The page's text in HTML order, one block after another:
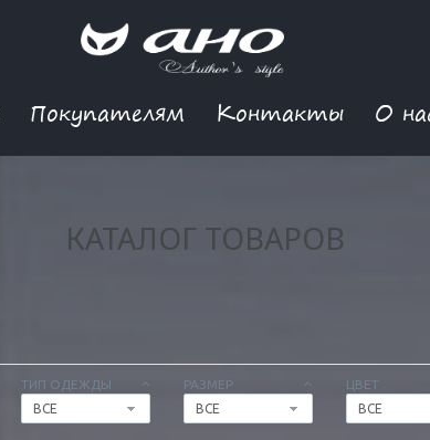
Покупателям Контакты О
КАТАЛОГ ТОВАРОВ
ТИП ОДЕЖДЫ
ВСЕ
РАЗМЕР
ВСЕ
ЦВЕТ
ВСЕ